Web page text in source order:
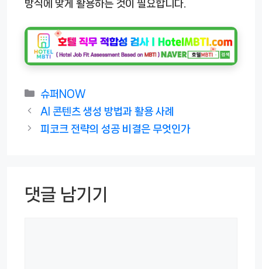
방식에 맞게 활용하는 것이 필요합니다.
카
테
리
슈퍼NOW
AI 콘텐츠 생성 방법과 활용 사례
피코크 전략의 성공 비결은 무엇인가
댓글 남기기